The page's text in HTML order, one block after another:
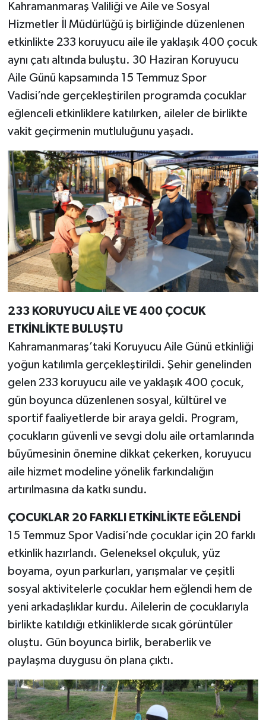
Kahramanmaraş Valiliği ve Aile ve Sosyal
Hizmetler İl Müdürlüğü iş birliğinde düzenlenen
etkinlikte 233 koruyucu aile ile yaklaşık 400 çocuk
aynı çatı altında buluştu. 30 Haziran Koruyucu
Aile Günü kapsamında 15 Temmuz Spor
Vadisi’nde gerçekleştirilen programda çocuklar
eğlenceli etkinliklere katılırken, aileler de birlikte
vakit geçirmenin mutluluğunu yaşadı.
233 KORUYUCU AİLE VE 400 ÇOCUK
ETKİNLİKTE BULUŞTU
Kahramanmaraş’taki Koruyucu Aile Günü etkinliği
yoğun katılımla gerçekleştirildi. Şehir genelinden
gelen 233 koruyucu aile ve yaklaşık 400 çocuk,
gün boyunca düzenlenen sosyal, kültürel ve
sportif faaliyetlerde bir araya geldi. Program,
çocukların güvenli ve sevgi dolu aile ortamlarında
büyümesinin önemine dikkat çekerken, koruyucu
aile hizmet modeline yönelik farkındalığın
artırılmasına da katkı sundu.
ÇOCUKLAR 20 FARKLI ETKİNLİKTE EĞLENDİ
15 Temmuz Spor Vadisi’nde çocuklar için 20 farklı
etkinlik hazırlandı. Geleneksel okçuluk, yüz
boyama, oyun parkurları, yarışmalar ve çeşitli
sosyal aktivitelerle çocuklar hem eğlendi hem de
yeni arkadaşlıklar kurdu. Ailelerin de çocuklarıyla
birlikte katıldığı etkinliklerde sıcak görüntüler
oluştu. Gün boyunca birlik, beraberlik ve
paylaşma duygusu ön plana çıktı.
TEKNOLOJİ
YAŞAM
KÜLTÜR SANAT